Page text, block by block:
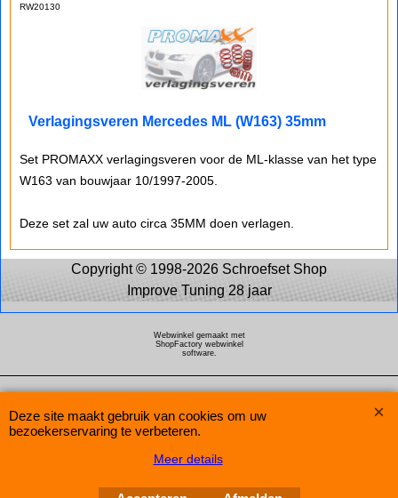
RW20130
Verlagingsveren Mercedes ML (W163) 35mm
Set PROMAXX verlagingsveren voor de ML-klasse van het type
W163 van bouwjaar 10/1997-2005.
Deze set zal uw auto circa 35MM doen verlagen.
Copyright © 1998-2026 Schroefset Shop
Improve Tuning 28 jaar
Webwinkel gemaakt met
ShopFactory webwinkel
software.
Deze site maakt gebruik van cookies om uw
bezoekerservaring te verbeteren.
Meer details